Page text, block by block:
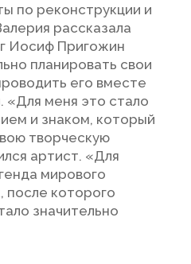
по реконструкции и
рассказала
Иосиф Пригожин
планировать свои
его вместе
«Для меня это стало
и знаком, который
творческую
артист. «Для
мирового
после которого
значительно